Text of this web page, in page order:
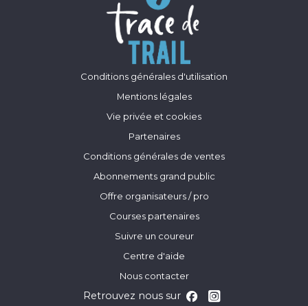
Conditions générales d'utilisation
Mentions légales
Vie privée et cookies
Partenaires
Conditions générales de ventes
Abonnements grand public
Offre organisateurs / pro
Courses partenaires
Suivre un coureur
Centre d'aide
Nous contacter
Retrouvez nous sur